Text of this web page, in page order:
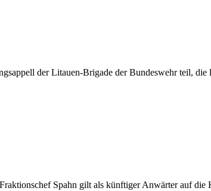
der Litauen-Brigade der Bundeswehr teil,
Spahn gilt als künftiger Anwärter auf die